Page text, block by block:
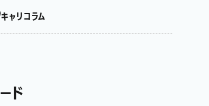
ャリコラム
ド